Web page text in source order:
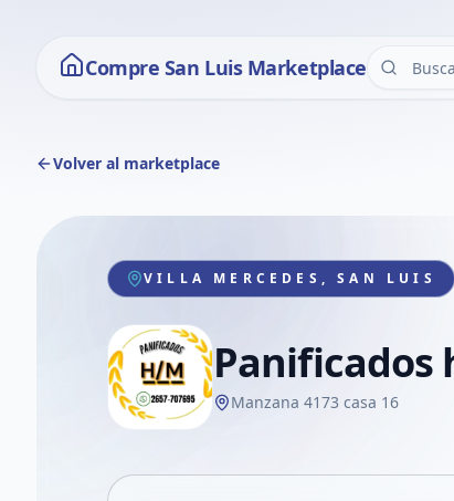
Compre San Luis Marketplace
Volver al marketplace
VILLA MERCEDES, SAN LUIS
Panificados
Manzana 4173 casa 16